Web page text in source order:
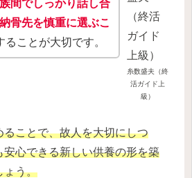
糸数盛夫（終
活ガイド上
級）
間でしっかり話し合
骨先を慎重に選ぶこ
ることが大切です。
ることで、故人を大切にしつ
安心できる新しい供養の形を築
ょう。